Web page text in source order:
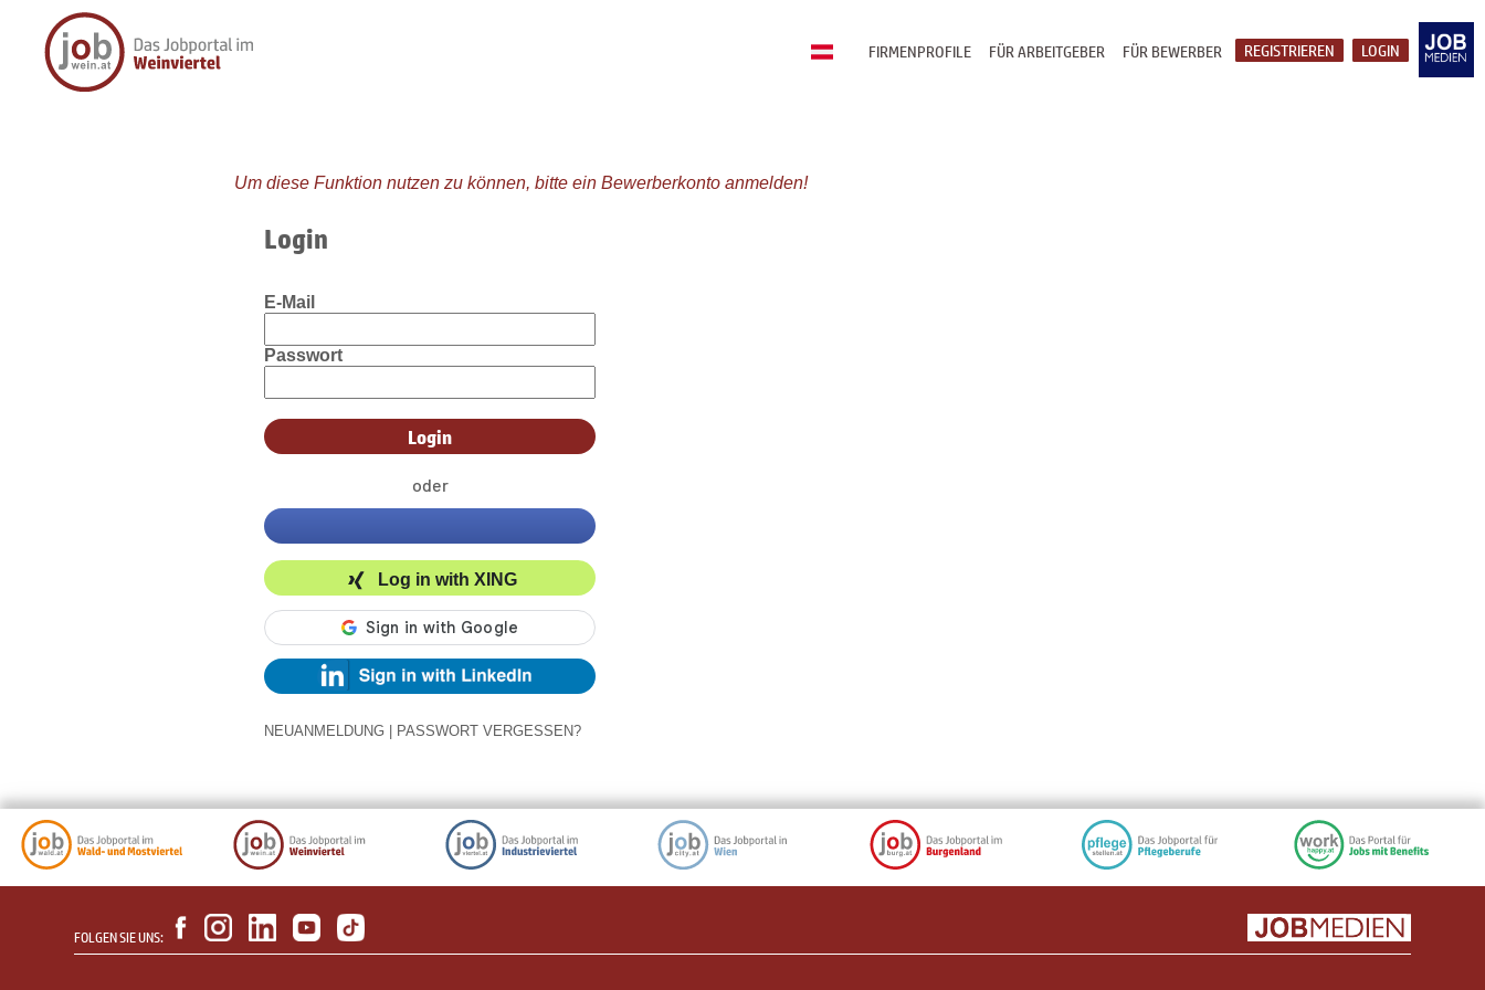
LOGIN
REGISTRIEREN
FÜR BEWERBER
FÜR ARBEITGEBER
FIRMENPROFILE
Um diese Funktion nutzen zu können, bitte ein Bewerberkonto anmelden!
Login
E-Mail
Passwort
oder
Log in with XING
NEUANMELDUNG PASSWORT VERGESSEN?
FOLGEN SIE UNS: